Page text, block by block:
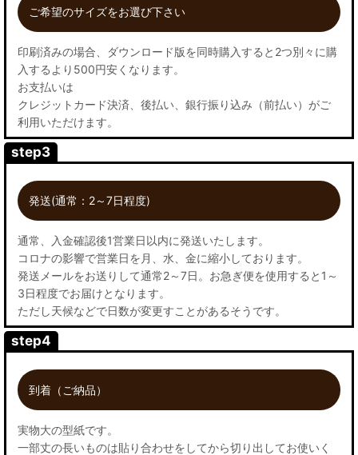
ご希望のサイズをお選び下さい
印刷済みの場合、ダウンロード版を同時購入すると2つ別々に購
入するより500円安くなります。
お支払いは
クレジットカード決済、後払い、銀行振り込み（前払い）がご
利用いただけます。
step3
発送(通常：2～7日程度)
通常、入金確認後1営業日以内に発送いたします。
コロナの影響で営業日を月、水、金に縮小しております。
発送メールをお送りして通常2～7日。お急ぎ便を使用すると1～
3日程度でお届けとなります。
ただし天候などで日数が変更すことがあるそうです。
step4
到着（ご納品）
実物大の型紙です。
一部丈の長いものは貼り合わせをしてから切り出してお使いく